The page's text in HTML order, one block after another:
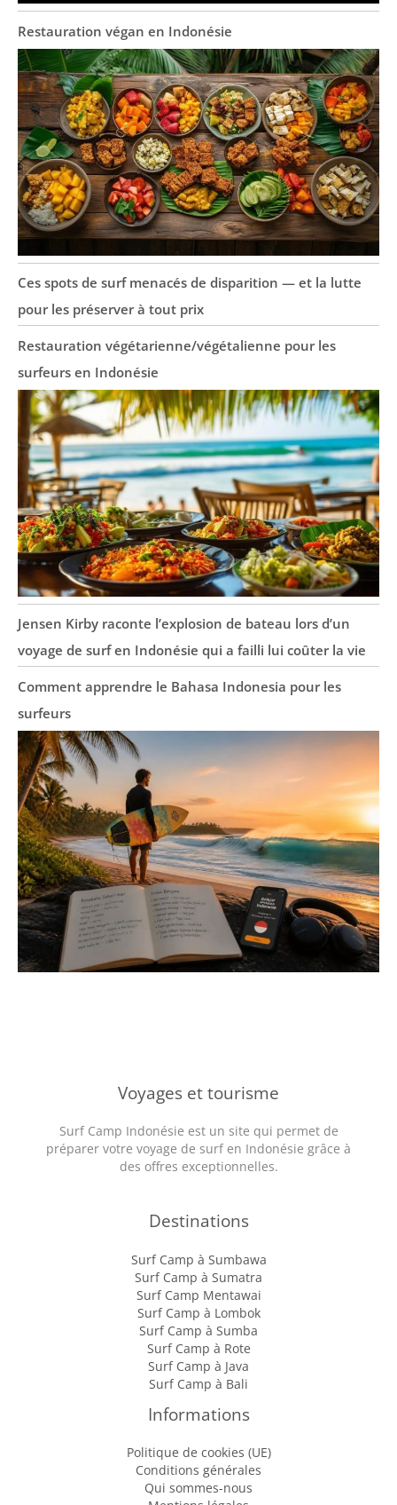
Restauration végan en Indonésie
Ces spots de surf menacés de disparition — et la lutte
pour les préserver à tout prix
Restauration végétarienne/végétalienne pour les
surfeurs en Indonésie
Jensen Kirby raconte l’explosion de bateau lors d’un
voyage de surf en Indonésie qui a failli lui coûter la vie
Comment apprendre le Bahasa Indonesia pour les
surfeurs
Voyages et tourisme
Surf Camp Indonésie est un site qui permet de
préparer votre voyage de surf en Indonésie grâce à
des offres exceptionnelles.
Destinations
Surf Camp à Sumbawa
Surf Camp à Sumatra
Surf Camp Mentawai
Surf Camp à Lombok
Surf Camp à Sumba
Surf Camp à Rote
Surf Camp à Java
Surf Camp à Bali
Informations
Politique de cookies (UE)
Conditions générales
Qui sommes-nous